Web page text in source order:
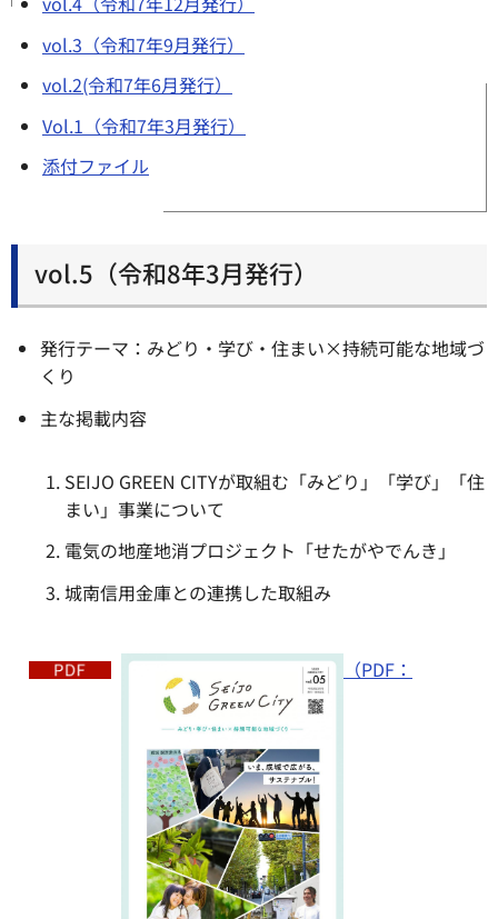
vol.3（令和7年9月発行）
vol.2(令和7年6月発行）
Vol.1（令和7年3月発行）
添付ファイル
vol.5（令和8年3月発行）
発行テーマ：みどり・学び・住まい×持続可能な地域づ
くり
主な掲載内容
SEIJO GREEN CITYが取組む「みどり」「学び」「住
まい」事業について
電気の地産地消プロジェクト「せたがやでんき」
城南信用金庫との連携した取組み
（PDF：